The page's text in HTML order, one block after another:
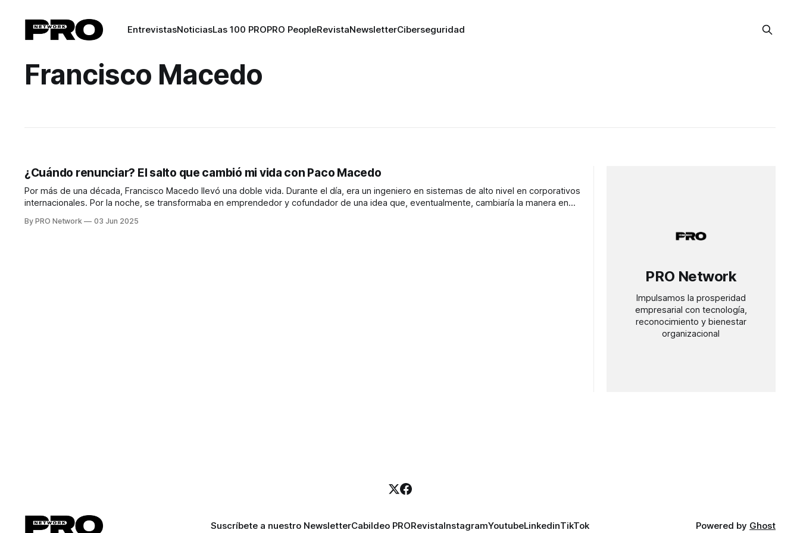
EntrevistasNoticiasLas 100 PROPRO PeopleRevistaNewsletterCiberseguridad
Francisco Macedo
¿Cuándo renunciar? El salto que cambió mi vida con Paco Macedo
Por más de una década, Francisco Macedo llevó una doble vida. Durante el día, era un ingeniero en sistemas de alto nivel en corporativos
internacionales. Por la noche, se transformaba en emprendedor y cofundador de una idea que, eventualmente, cambiaría la manera en
By PRO Network 03 Jun 2025
PRO Network
Impulsamos la prosperidad
empresarial con tecnología,
reconocimiento y bienestar
organizacional
Suscríbete a nuestro NewsletterCabildeo PRORevistaInstagramYoutubeLinkedinTikTok Powered by Ghost